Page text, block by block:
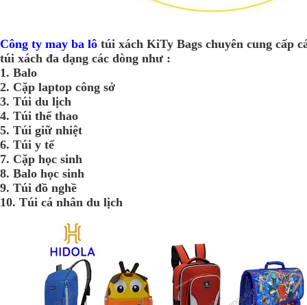
Công ty may ba lô túi xách KiTy Bags chuyên cung cấp
túi xách đa dạng các dòng như :
1. Balo
2. Cặp laptop công sở
3. Túi du lịch
4. Túi thể thao
5. Túi giữ nhiệt
6. Túi y tế
7. Cặp học sinh
8. Balo học sinh
9. Túi đồ nghề
10. Túi cá nhân du lịch